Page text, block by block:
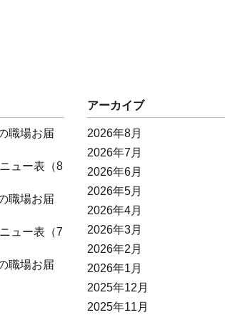
職場お届
ュー表（8
職場お届
ュー表（7
職場お届
アーカイブ
2026年8月
2026年7月
2026年6月
2026年5月
2026年4月
2026年3月
2026年2月
2026年1月
2025年12月
2025年11月